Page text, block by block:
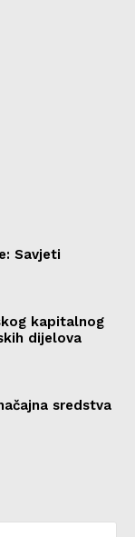
Savjeti
kapitalnog
dijelova
sredstva